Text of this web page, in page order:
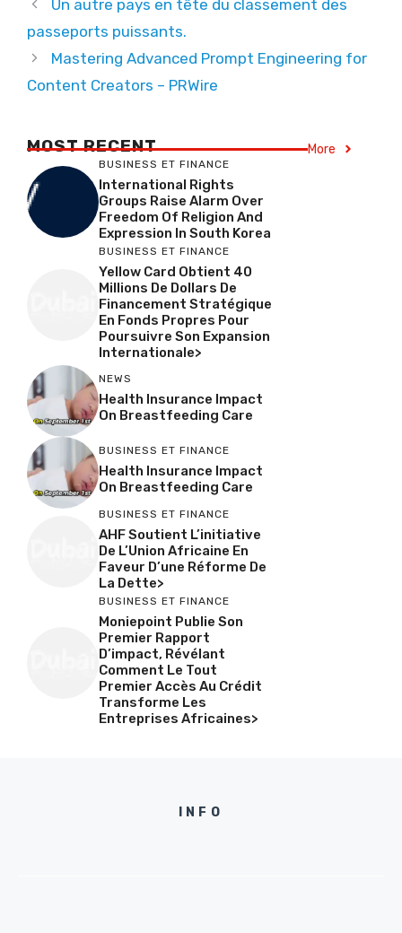
Un autre pays en tête du classement des
passeports puissants.
Mastering Advanced Prompt Engineering for
Content Creators – PRWire
MOST RECENT More
BUSINESS ET FINANCE
International Rights
Groups Raise Alarm Over
Freedom Of Religion And
Expression In South Korea
BUSINESS ET FINANCE
Yellow Card Obtient 40
Millions De Dollars De
Financement Stratégique
En Fonds Propres Pour
Poursuivre Son Expansion
Internationale>
NEWS
Health Insurance Impact
On Breastfeeding Care
BUSINESS ET FINANCE
Health Insurance Impact
On Breastfeeding Care
BUSINESS ET FINANCE
AHF Soutient L’initiative
De L’Union Africaine En
Faveur D’une Réforme De
La Dette>
BUSINESS ET FINANCE
Moniepoint Publie Son
Premier Rapport
D’impact, Révélant
Comment Le Tout
Premier Accès Au Crédit
Transforme Les
Entreprises Africaines>
INFO